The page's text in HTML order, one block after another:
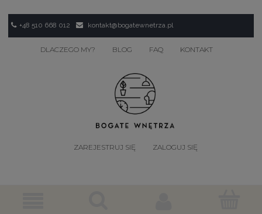
+48 510 668 012 kontakt@bogatewnetrza.pl
DLACZEGO MY? BLOG FAQ KONTAKT
ZAREJESTRUJ SIĘ ZALOGUJ SIĘ